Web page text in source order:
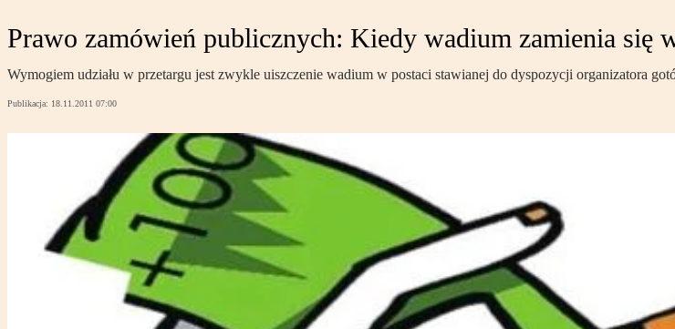
Prawo zamówień publicznych: Kiedy wadium zamienia się
Wymogiem udziału w przetargu jest zwykle uiszczenie wadium w postaci stawianej do dyspozycji organizatora
Publikacja: 18.11.2011 07:00